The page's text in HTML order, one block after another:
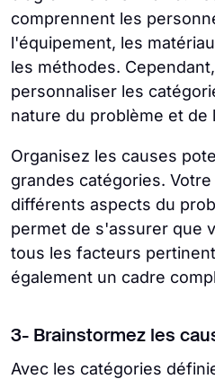
comprennent les
l'équipement, les
les méthodes.
personnaliser les
nature du problème et de
Organisez les causes
grandes catégories.
différents aspects du
permet de s'assurer que
tous les facteurs
également un cadre
3- Brainstormez les
Avec les catégories